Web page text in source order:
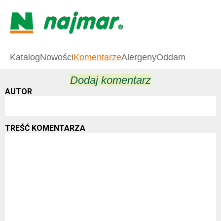
KatalogNowościKomentarzeAlergenyOddam
Dodaj komentarz
AUTOR
TREŚĆ KOMENTARZA